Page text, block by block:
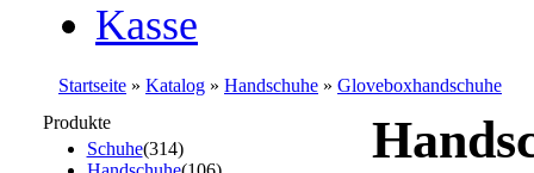
Kasse
Startseite » Katalog » Handschuhe » Gloveboxhandschuhe
Produkte
Schuhe(314)